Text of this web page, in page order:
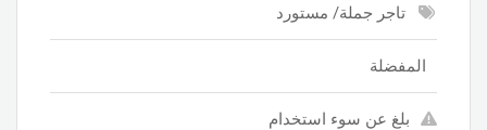
تاجر جملة/ مستورد
المفضلة
بلغ عن سوء استخدام